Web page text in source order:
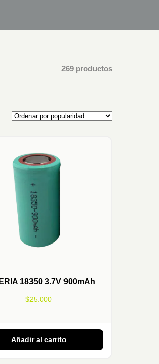
269 productos
18350 3.7V 900mAh
$25.000
Añadir al carrito